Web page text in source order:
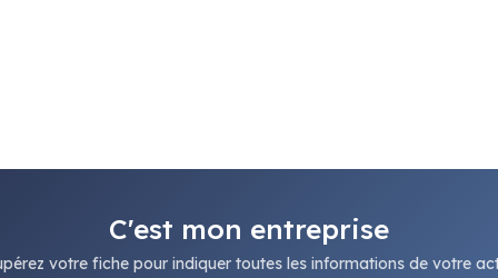
C'est mon entreprise
votre fiche pour indiquer toutes les informations de votre